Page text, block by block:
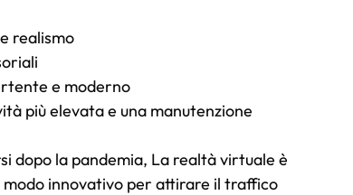
realismo
e moderno
più elevata e una manutenzione
dopo la pandemia, La realtà virtuale è
modo innovativo per attirare il traffico